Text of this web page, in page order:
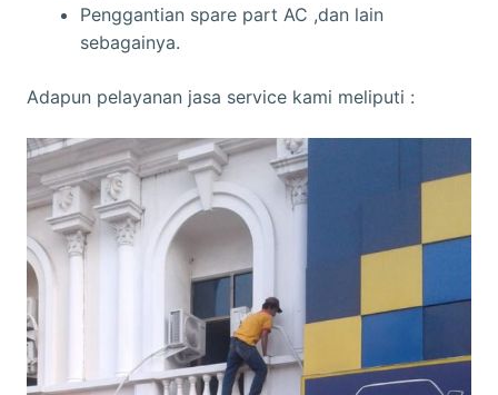
Penggantian spare part AC ,dan lain
sebagainya.
Adapun pelayanan jasa service kami meliputi :